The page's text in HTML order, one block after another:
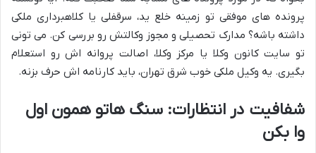
پرونده های موفقی تو زمینه خلع ید، سرقفلی یا کلاهبرداری ملکی
داشته باشه؟ مدارک تحصیلی و مجوز وکالتش رو بررسی کن. می تونی
تو سایت کانون وکلا یا مرکز وکلا، اصالت پروانه اش رو استعلام
بگیری. یه وکیل ملکی خوب شرق تهران، باید کارنامه اش حرف بزنه.
شفافیت در انتظارات: سنگ هاتو همون اول
وا بکن